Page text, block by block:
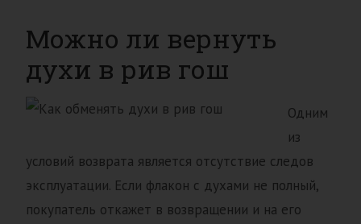
Можно ли вернуть
духи в рив гош
Одним
из
условий возврата является отсутствие следов
эксплуатации. Если флакон с духами не полный,
покупатель откажет в возвращении и на его